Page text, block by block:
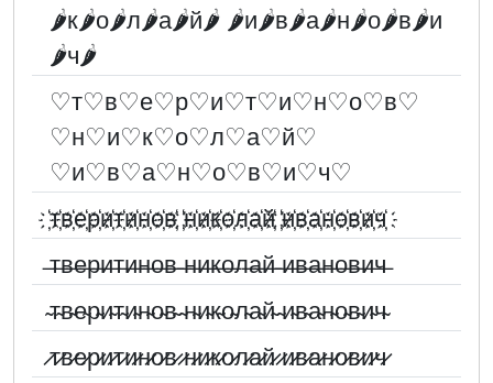
🌶к🌶о🌶л🌶а🌶й🌶 🌶и🌶в🌶а🌶н🌶о🌶в🌶и
🌶ч🌶
♡т♡в♡е♡р♡и♡т♡и♡н♡о♡в♡
♡н♡и♡к♡о♡л♡а♡й♡
♡и♡в♡а♡н♡о♡в♡и♡ч♡
҉т҉в҉е҉р҉и҉т҉и҉н҉о҉в҉ ҉н҉и҉к҉о҉л҉а҉й҉ ҉и҉в҉а҉н҉о҉в҉и҉ч҉
̶т̶в̶е̶р̶и̶т̶и̶н̶о̶в̶ ̶н̶и̶к̶о̶л̶а̶й̶ ̶и̶в̶а̶н̶о̶в̶и̶ч̶
̴т̴в̴е̴р̴и̴т̴и̴н̴о̴в̴ ̴н̴и̴к̴о̴л̴а̴й̴ ̴и̴в̴а̴н̴о̴в̴и̴ч̴
̷т̷в̷е̷р̷и̷т̷и̷н̷о̷в̷ ̷н̷и̷к̷о̷л̷а̷й̷ ̷и̷в̷а̷н̷о̷в̷и̷ч̷